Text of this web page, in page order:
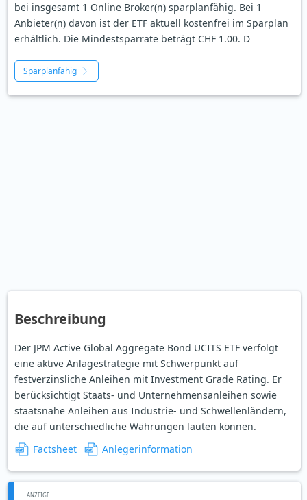
bei insgesamt 1 Online Broker(n) sparplanfähig. Bei 1
Anbieter(n) davon ist der ETF aktuell kostenfrei im Sparplan
erhältlich. Die Mindestsparrate beträgt CHF 1.00. D
Sparplanfähig
Beschreibung
Der JPM Active Global Aggregate Bond UCITS ETF verfolgt
eine aktive Anlagestrategie mit Schwerpunkt auf
festverzinsliche Anleihen mit Investment Grade Rating. Er
berücksichtigt Staats- und Unternehmensanleihen sowie
staatsnahe Anleihen aus Industrie- und Schwellenländern,
die auf unterschiedliche Währungen lauten können.
Factsheet
Anlegerinformation
ANZEIGE